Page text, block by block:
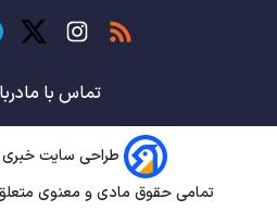
باشگاه های جهان
سروش رفیعی مقابل
تماس با ما
طراحی سایت خبری
تمامی حقوق مادی و معنوی متعلق به